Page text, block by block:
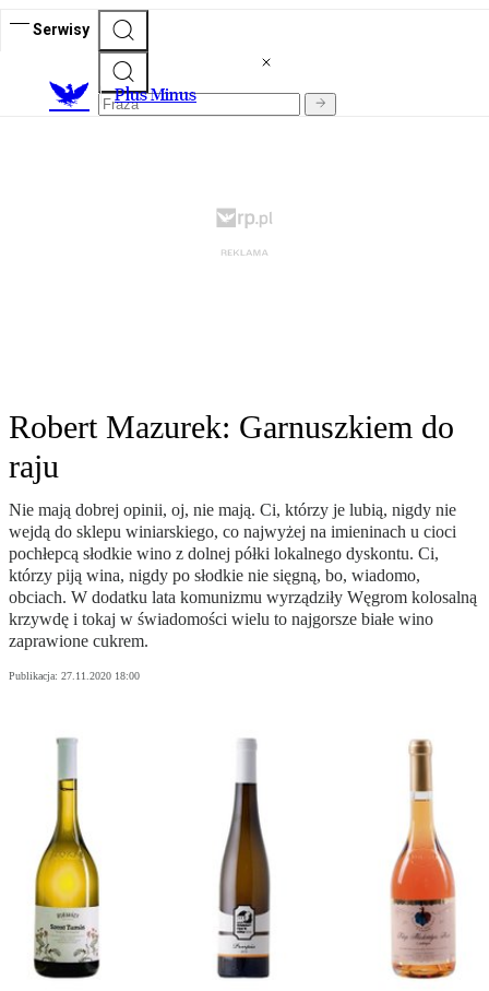
Serwisy
Plus Minus
Robert Mazurek: Garnuszkiem do
raju
Nie mają dobrej opinii, oj, nie mają. Ci, którzy je lubią, nigdy nie
wejdą do sklepu winiarskiego, co najwyżej na imieninach u cioci
pochłepcą słodkie wino z dolnej półki lokalnego dyskontu. Ci,
którzy piją wina, nigdy po słodkie nie sięgną, bo, wiadomo,
obciach. W dodatku lata komunizmu wyrządziły Węgrom kolosalną
krzywdę i tokaj w świadomości wielu to najgorsze białe wino
zaprawione cukrem.
Publikacja: 27.11.2020 18:00